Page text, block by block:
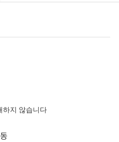
하지 않습니다